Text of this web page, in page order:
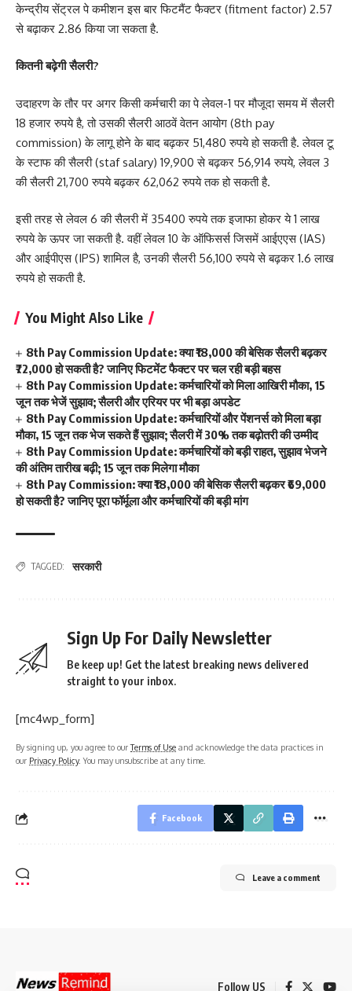
केन्द्रीय सेंट्रल पे कमीशन इस बार फिटमैंट फैक्टर (fitment factor) 2.57
से बढ़ाकर 2.86 किया जा सकता है.
कितनी बढ़ेगी सैलरी?
उदाहरण के तौर पर अगर किसी कर्मचारी का पे लेवल-1 पर मौजूदा समय में सैलरी
18 हजार रुपये है, तो उसकी सैलरी आठवें वेतन आयोग (8th pay
commission) के लागू होने के बाद बढ़कर 51,480 रुपये हो सकती है. लेवल टू
के स्टाफ की सैलरी (staf salary) 19,900 से बढ़कर 56,914 रुपये, लेवल 3
की सैलरी 21,700 रुपये बढ़कर 62,062 रुपये तक हो सकती है.
इसी तरह से लेवल 6 की सैलरी में 35400 रुपये तक इजाफा होकर ये 1 लाख
रुपये के ऊपर जा सकती है. वहीं लेवल 10 के ऑफिसर्स जिसमें आईएएस (IAS)
और आईपीएस (IPS) शामिल है, उनकी सैलरी 56,100 रुपये से बढ़कर 1.6 लाख
रुपये हो सकती है.
You Might Also Like
8th Pay Commission Update: क्या ₹18,000 की बेसिक सैलरी बढ़कर
₹72,000 हो सकती है? जानिए फिटमेंट फैक्टर पर चल रही बड़ी बहस
8th Pay Commission Update: कर्मचारियों को मिला आखिरी मौका, 15
जून तक भेजें सुझाव; सैलरी और एरियर पर भी बड़ा अपडेट
8th Pay Commission Update: कर्मचारियों और पेंशनर्स को मिला बड़ा
मौका, 15 जून तक भेज सकते हैं सुझाव; सैलरी में 30% तक बढ़ोतरी की उम्मीद
8th Pay Commission Update: कर्मचारियों को बड़ी राहत, सुझाव भेजने
की अंतिम तारीख बढ़ी; 15 जून तक मिलेगा मौका
8th Pay Commission: क्या ₹18,000 की बेसिक सैलरी बढ़कर ₹69,000
हो सकती है? जानिए पूरा फॉर्मूला और कर्मचारियों की बड़ी मांग
TAGGED: सरकारी
Sign Up For Daily Newsletter
Be keep up! Get the latest breaking news delivered
straight to your inbox.
[mc4wp_form]
By signing up, you agree to ourTerms of Use and acknowledge the data practices in
our Privacy Policy. You may unsubscribe at any time.
Facebook
Leave a comment
Follow US